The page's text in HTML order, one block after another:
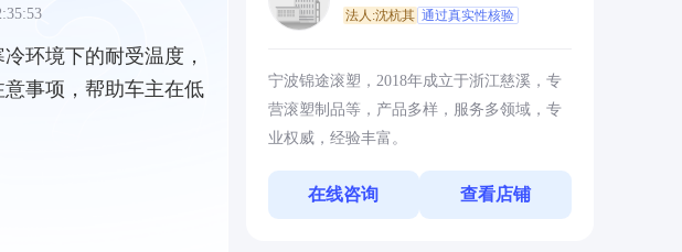
环境下的耐受温度，
事项，帮助车主在低
法人:沈杭其 通过真实性核验
宁波锦途滚塑，2018年成立于浙江慈溪，专
营滚塑制品等，产品多样，服务多领域，专
业权威，经验丰富。
在线咨询 查看店铺